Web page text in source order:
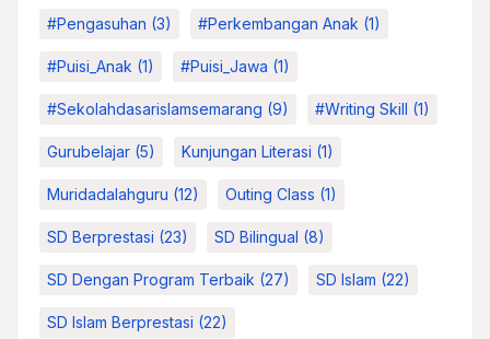
#pengasuhan (3) #Perkembangan Anak (1)
#Puisi_Anak (1) #Puisi_Jawa (1)
#sekolahdasarislamsemarang (9) #Writing Skill (1)
Gurubelajar (5) Kunjungan Literasi (1)
Muridadalahguru (12) Outing Class (1)
SD Berprestasi (23) SD Bilingual (8)
SD Dengan Program Terbaik (27) SD Islam (22)
SD Islam Berprestasi (22)